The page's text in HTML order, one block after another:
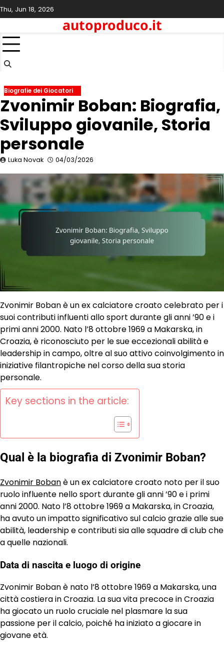
Skip
to
Thu, Jun 18, 2026
autoproduco.it
Biografie dei Giocatori
Zvonimir Boban: Biografia,
Sviluppo giovanile, Storia
personale
Luka Novak 04/03/2026
Zvonimir Boban è un ex calciatore croato celebrato per i
suoi contributi influenti allo sport durante gli anni ’90 e i
primi anni 2000. Nato l’8 ottobre 1969 a Makarska, in
Croazia, è riconosciuto per le sue eccezionali abilità e
leadership in campo, oltre al suo attivo coinvolgimento in
iniziative filantropiche nel corso della sua storia
personale.
Key sections in the article:
Qual è la biografia di Zvonimir Boban?
Zvonimir Bobanè un ex calciatore croato noto per il suo
ruolo influente nello sport durante gli anni ’90 e i primi
anni 2000. Nato l’8 ottobre 1969 a Makarska, in Croazia,
ha avuto un impatto significativo sul calcio grazie alle sue
abilità, leadership e contributi sia alle squadre di club che
a quelle nazionali.
Data di nascita e luogo di origine
Zvonimir Boban è nato l’8 ottobre 1969 a Makarska, una
città costiera in Croazia. La sua vita precoce in Croazia
ha giocato un ruolo cruciale nel plasmare la sua
passione per il calcio, poiché ha iniziato a giocare in
giovane età.